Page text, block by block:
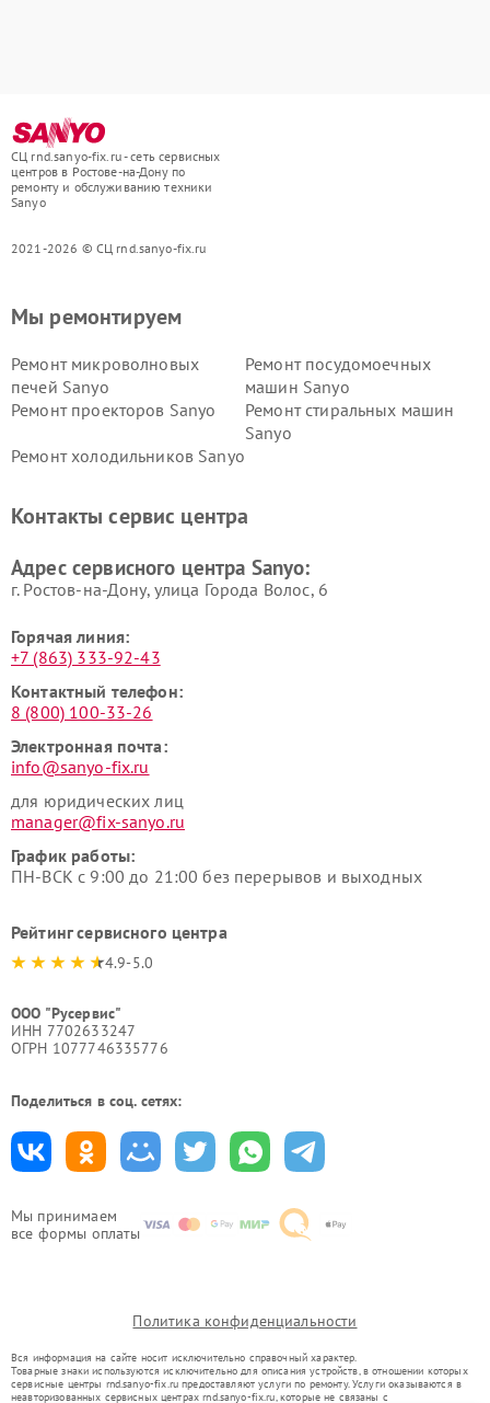
СЦ rnd.sanyo-fix.ru - сеть сервисных
центров в Ростове-на-Дону по
ремонту и обслуживанию техники
Sanyo
2021-2026 © СЦ rnd.sanyo-fix.ru
Мы принимаем
все формы оплаты
Мы ремонтируем
Ремонт микроволновых
печей Sanyo
Ремонт посудомоечных
машин Sanyo
Ремонт проекторов Sanyo
Ремонт стиральных машин
Sanyo
Ремонт холодильников Sanyo
Контакты сервис центра
Адрес сервисного центра Sanyo:
г. Ростов-на-Дону, улица Города Волос, 6
Горячая линия:
+7 (863) 333-92-43
Контактный телефон:
8 (800) 100-33-26
Электронная почта:
info@sanyo-fix.ru
для юридических лиц
manager@fix-sanyo.ru
График работы:
ПН-ВСК с 9:00 до 21:00 без перерывов и выходных
Рейтинг сервисного центра
4.9-5.0
ООО "Русервис"
ИНН 7702633247
ОГРН 1077746335776
Поделиться в соц. сетях:
Политика конфиденциальности
Вся информация на сайте носит исключительно справочный характер.
Товарные знаки используются исключительно для описания устройств, в отношении которых
сервисные центры rnd.sanyo-fix.ru предоставляют услуги по ремонту. Услуги оказываются в
неавторизованных сервисных центрах rnd.sanyo-fix.ru, которые не связаны с